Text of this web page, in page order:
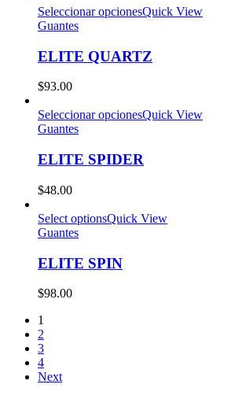
Seleccionar opcionesQuick View
Guantes
ELITE QUARTZ
$93.00
Seleccionar opcionesQuick View
Guantes
ELITE SPIDER
$48.00
Select optionsQuick View
Guantes
ELITE SPIN
$98.00
1
2
3
4
Next